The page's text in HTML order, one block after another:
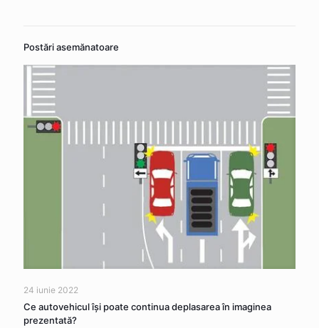
Postări asemănatoare
24 iunie 2022
Ce autovehicul îşi poate continua deplasarea în imaginea
prezentată?